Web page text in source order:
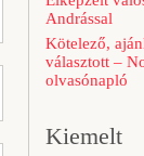
Andrással
Kötelező,
választott –
olvasónapló
Kiemelt